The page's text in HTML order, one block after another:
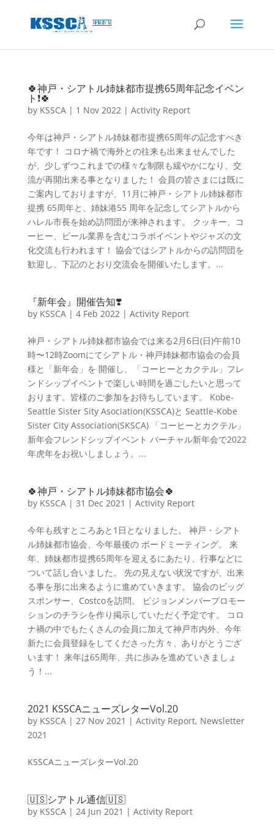
🍀神戸・シアトル姉妹都市提携65周年記念イベン
ト❗🍀
by KSSCA| 1 Nov 2022| Activity Report
今年は神戸・シアトル姉妹都市提携65周年の記念すべき
年です！ コロナ禍で海外との往来も出来ませんでした
が、少しずつこれまでの様々な制限も緩やかになり、交
流が再開出来る事となりました！ 会員の皆さまには既に
ご案内しておりますが、11月に神戸・シアトル姉妹都市
提携 65周年と、姉妹港55 周年を記念してシアトルから
ハレル市長を始め訪問団が来神されます。 クッキー、コ
ーヒー、ビール業界を含むコラボイベントやジャズの文
化交流も行われます！ 協会ではシアトルからの訪問団を
歓迎し、下記のとおり交流会を開催いたします。...
『新年会』開催告知❣️
by KSSCA| 4 Feb 2022| Activity Report
神戸・シアトル姉妹都市協会では来る2月6日(日)午前10
時〜12時Zoomにてシアトル・神戸姉妹都市協会の会員
様と「新年会」を 開催し、「コーヒーとカクテル」フレ
ンドシップイベントで楽しい時間を過ごしたいと思って
おります。皆様のご参加をお待ちしています。 Kobe-
Seattle Sister Sity Asociation(KSSCA)と Seattle-Kobe
Sister City Association(SKSCA) 「コーヒーとカクテル」
新年会フレンドシップイベント バーチャル新年会で2022
年虎年をお祝いしましょう。...
🍀神戸・シアトル姉妹都市協会🍀
by KSSCA| 31 Dec 2021 | Activity Report
今年も残すところあと1日となりました。 神戸・シアト
ル姉妹都市協会、今年最後の ボードミーティング。 来
年、姉妹都市提携65周年を迎えるにあたり、行事などに
ついて話し合いました。 先の見えない状況ですが、出来
る事を形に出来るように進めていきます。 協会のビッグ
スポンサー、Costcoを訪問。 ビジョンメンバープロモー
ションのチラシを作り掲示していただく予定です。 コロ
ナ禍の中でもたくさんの会員に加えて神戸市内外、今年
新たに会員登録をしてくださった方々、ありがとうござ
います！ 来年は65周年、共に歩みを進めていきましょ
う！...
2021 KSSCAニューズレターVol.20
by KSSCA| 27 Nov 2021 | Activity Report, Newsletter
2021
KSSCAニューズレターVol.20
🇺🇸シアトル通信🇺🇸
by KSSCA| 24 Jun 2021 | Activity Report